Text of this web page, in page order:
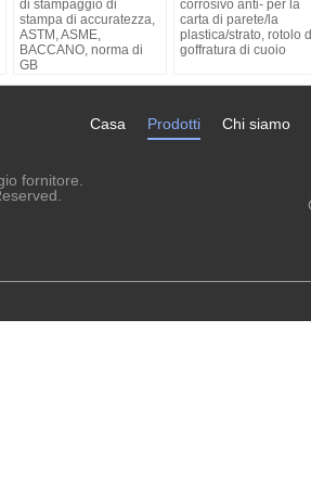
di stampaggio di
stampa di accuratezza,
ASTM, ASME,
BACCANO, norma di
GB
corrosivo anti- per la
carta di parete/la
plastica/strato, rotolo
goffratura di cuoio
Chi siamo
Prodotti
Casa
fornitore.